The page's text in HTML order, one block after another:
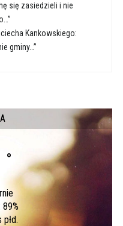
się zasiedzieli i nie
Kankowskiego:
gminy…”
°